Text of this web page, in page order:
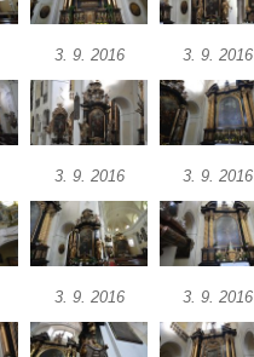
cesta Římov – IV. kaple – Pustá ves
cesta Římov – III. kaple – Stádní
cesta Římov – II. kaple – Poslední
Páně
cesta Římov – I. kaple – Loučení
s Pannou Marií
na hřbitově v Římově
Horním Třeboníně
Panny Marie v Horním Třeboníně
3. 9. 2016 3. 9. 2016
3. 9. 2016 3. 9. 2016
3. 9. 2016 3. 9. 2016